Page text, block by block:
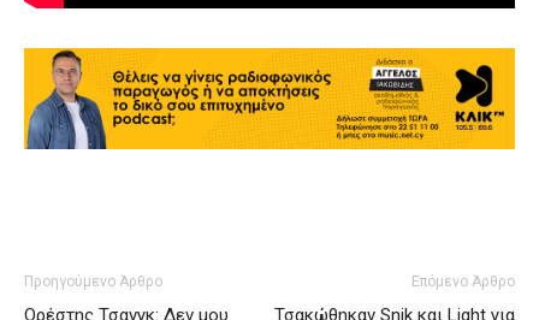
Προηγούμενο Άρθρο
Ορέστης Τσανγκ: Δεν μου
Επόμενο Άρθρο
Τσακώθηκαν Snik και Light για